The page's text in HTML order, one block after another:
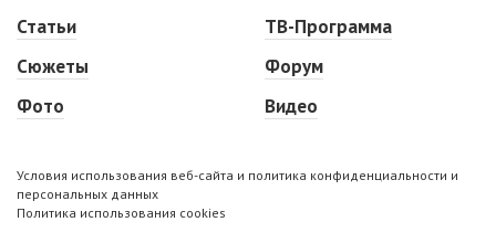
Статьи
Сюжеты
Фото
ТВ-Программа
Форум
Видео
Условия использования веб-сайта и политика конфиденциальности и
персональных данных
Политика использования cookies